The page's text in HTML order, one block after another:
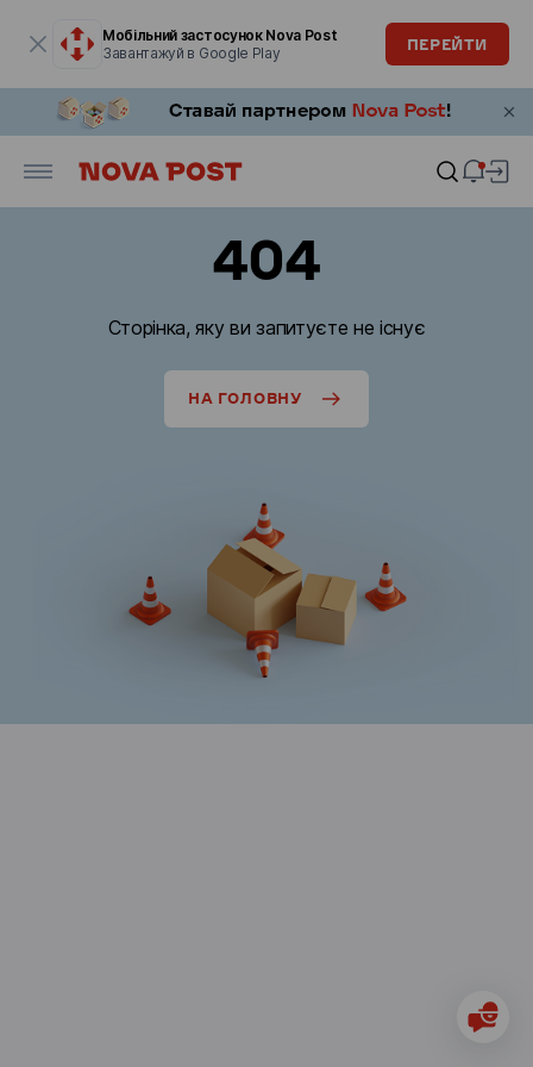
Мобільний застосунок Nova Post
Завантажуй в Google Play
ПЕРЕЙТИ
404
Сторінка, яку ви запитуєте не існує
НА ГОЛОВНУ